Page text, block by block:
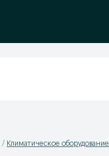
Климатическое оборудование